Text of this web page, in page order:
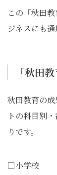
この「秋田
ジネスにも通
「秋田
秋田教育の
トの科目別
りです。
□小学校